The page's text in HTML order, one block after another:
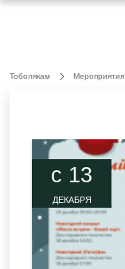
Тоболякам Мероприятия
c 13
ДЕКАБРЯ